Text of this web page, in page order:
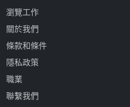
瀏覽工作
關於我們
條款和條件
隱私政策
職業
聯繫我們